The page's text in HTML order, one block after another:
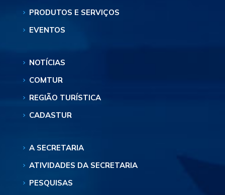
PRODUTOS E SERVIÇOS
EVENTOS
NOTÍCIAS
COMTUR
REGIÃO TURÍSTICA
CADASTUR
A SECRETARIA
ATIVIDADES DA SECRETARIA
PESQUISAS